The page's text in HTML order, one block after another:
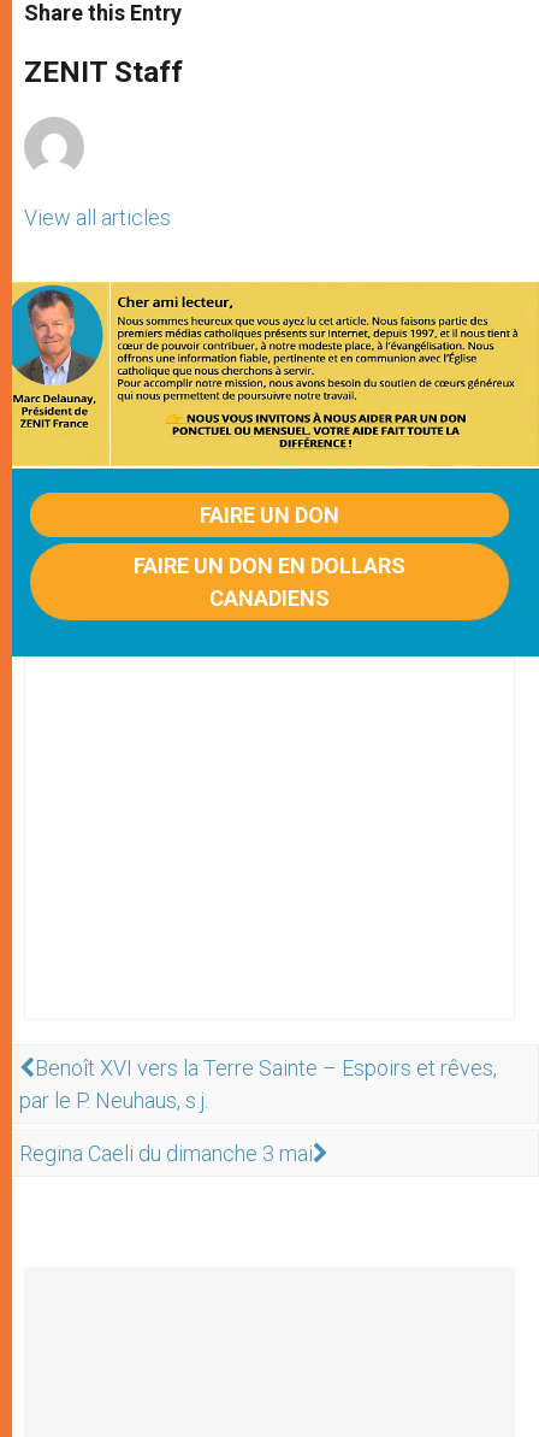
t
s
p
p
s
e
g
e
e
b
o
k
Share this Entry
ZENIT Staff
View all articles
FAIRE UN DON
FAIRE UN DON EN DOLLARS
CANADIENS
Benoît XVI vers la Terre Sainte – Espoirs et rêves,
par le P. Neuhaus, s.j.
Regina Caeli du dimanche 3 mai